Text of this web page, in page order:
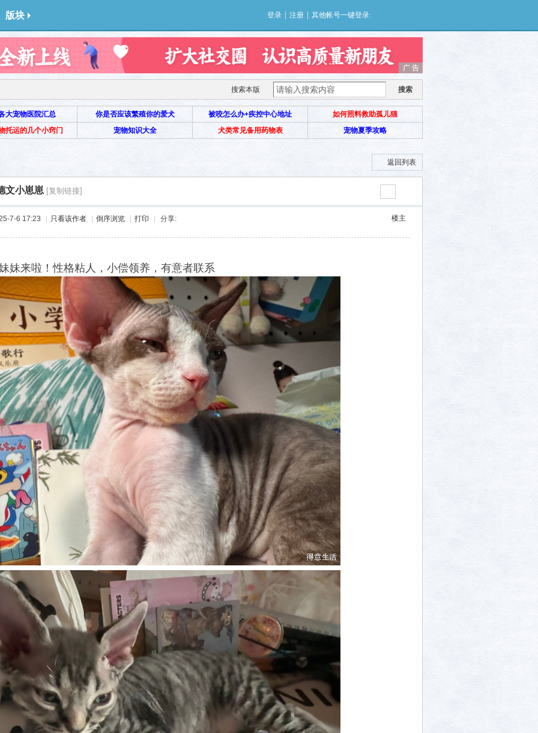
版块 登录 注册 其他帐号一键登录:
广 告
广 告
搜索本版 搜索
大宠物医院汇总 你是否应该繁殖你的爱犬 被咬怎么办+疾控中心地址
如何照料救助孤儿猫
托运的几个小窍门
宠物知识大全 犬类常见备用药物表 宠物夏季攻略
返回列表
文小崽崽 [复制链接]
楼主
7-6 17:23 只看该作者 倒序浏览 打印 分享:
妹来啦！性格粘人，小偿领养，有意者联系